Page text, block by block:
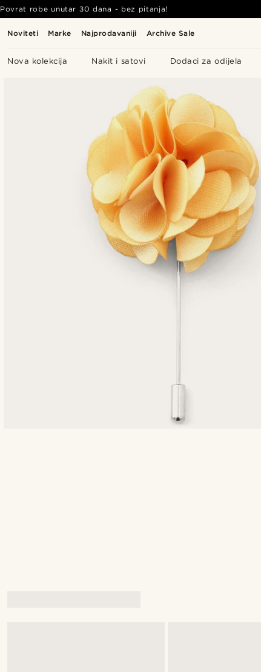
Noviteti Marke Najprodavaniji Archive Sale
Nova kolekcija Nakit i satovi Dodaci za odijela
Povrat robe unutar 30 dana - bez pitanja!